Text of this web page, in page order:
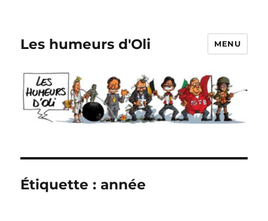
Les humeurs d'Oli MENU
Étiquette :année